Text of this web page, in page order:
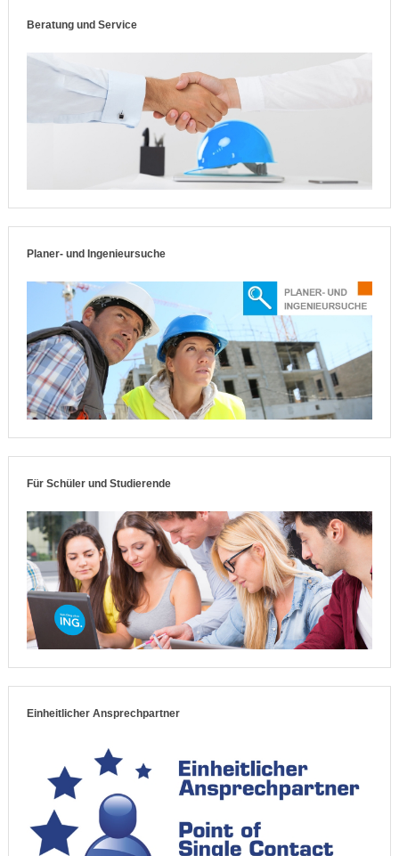
Beratung und Service
Planer- und Ingenieursuche
Für Schüler und Studierende
Einheitlicher Ansprechpartner